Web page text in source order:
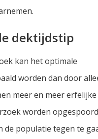
dektijdstip
kan het optimale
worden dan door
meer en meer erfelijke
worden opgespoord
de populatie tegen te